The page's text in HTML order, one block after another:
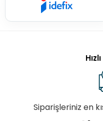
Siparişleriniz en